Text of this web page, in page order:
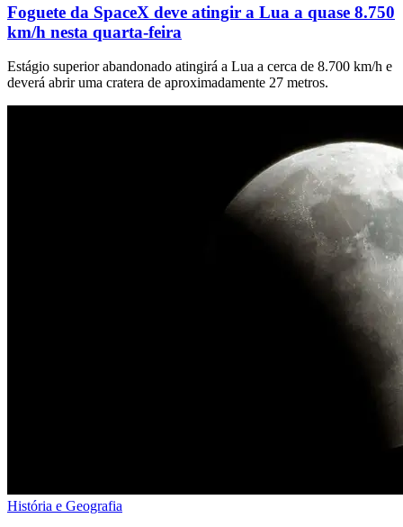
Foguete da SpaceX deve atingir a Lua a quase 8.750
km/h nesta quarta-feira
Estágio superior abandonado atingirá a Lua a cerca de 8.700 km/h e
deverá abrir uma cratera de aproximadamente 27 metros.
História e Geografia